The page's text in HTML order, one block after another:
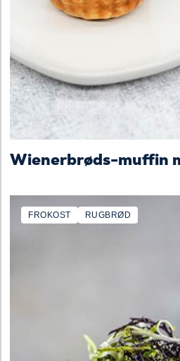
Wienerbrøds-muffin
FROKOST RUGBRØD